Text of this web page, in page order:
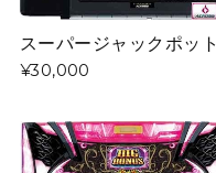
スーパージャックポット
¥30,000